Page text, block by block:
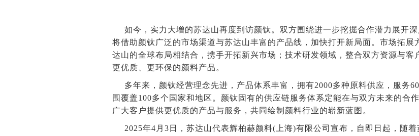
如今，实力大增的苏达山再度到访颜钛。双方围绕进一步挖掘合作潜力展开
将借助颜钛广泛的市场渠道与苏达山丰富的产品线，加快打开新局面。市场拓展
达山的全球布局相结合，携手开拓新兴市场；技术研发领域，整合双方资源与客
更优质、更环保的颜料产品。
多年来，颜钛经营理念先进，产品体系丰富，拥有2000多种原料供应，服务
围覆盖100多个国家和地区。颜钛固有的供应链服务体系定能在与双方未来的合
广大客户提供更优质的产品与服务，共同绘制颜料行业的崭新蓝图。
2025年4月3日，苏达山代表辉柏赫颜料(上海)有限公司宣布，自即日起，随着